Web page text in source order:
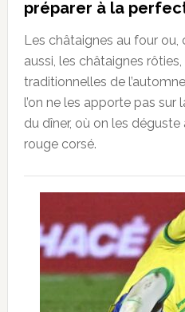
préparer à la
Les châtaignes au four
aussi, les châtaignes
traditionnelles de
l’on ne les apporte pas
du dîner, où on les
rouge corsé.